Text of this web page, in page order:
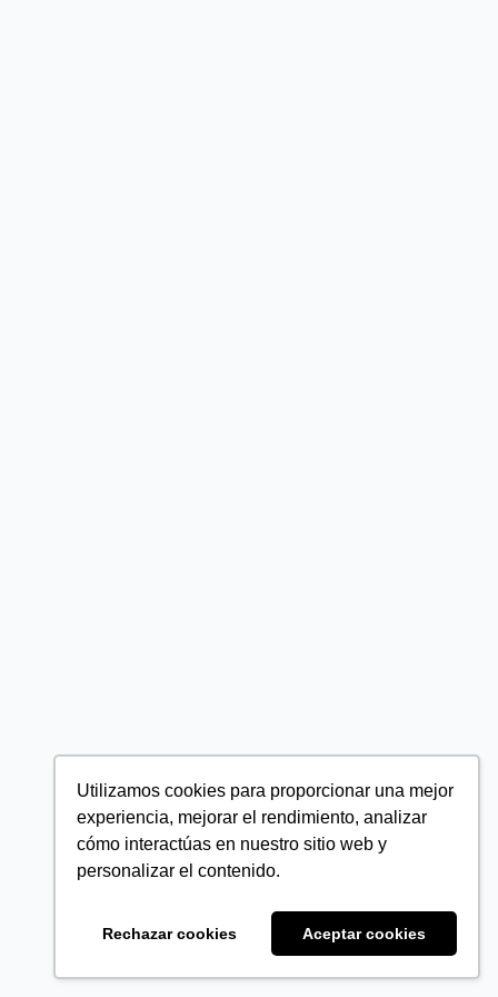
Utilizamos cookies para proporcionar una mejor
experiencia, mejorar el rendimiento, analizar
cómo interactúas en nuestro sitio web y
personalizar el contenido.
Rechazar cookies Aceptar cookies